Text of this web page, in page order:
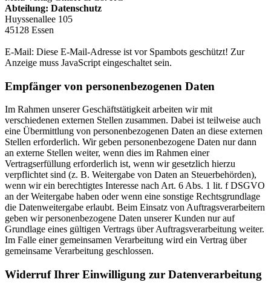
Abteilung: Datenschutz
Huyssenallee 105
45128 Essen
E-Mail: Diese E-Mail-Adresse ist vor Spambots geschützt! Zur
Anzeige muss JavaScript eingeschaltet sein.
Empfänger von personenbezogenen Daten
Im Rahmen unserer Geschäftstätigkeit arbeiten wir mit
verschiedenen externen Stellen zusammen. Dabei ist teilweise auch
eine Übermittlung von personenbezogenen Daten an diese externen
Stellen erforderlich. Wir geben personenbezogene Daten nur dann
an externe Stellen weiter, wenn dies im Rahmen einer
Vertragserfüllung erforderlich ist, wenn wir gesetzlich hierzu
verpflichtet sind (z. B. Weitergabe von Daten an Steuerbehörden),
wenn wir ein berechtigtes Interesse nach Art. 6 Abs. 1 lit. f DSGVO
an der Weitergabe haben oder wenn eine sonstige Rechtsgrundlage
die Datenweitergabe erlaubt. Beim Einsatz von Auftragsverarbeitern
geben wir personenbezogene Daten unserer Kunden nur auf
Grundlage eines gültigen Vertrags über Auftragsverarbeitung weiter.
Im Falle einer gemeinsamen Verarbeitung wird ein Vertrag über
gemeinsame Verarbeitung geschlossen.
Widerruf Ihrer Einwilligung zur Datenverarbeitung